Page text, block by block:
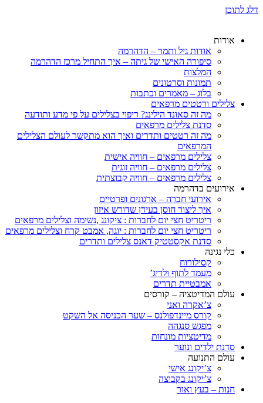
דלג לתוכן
אודות
אודות גיל ותמר – הדהרמה
סיפורה האישי של גיתה – איך התחיל מרכז הדהרמה
המלצות
תמונות וסרטונים
בלוג – מאמרים וכתבות
צלילים ורטטים מרפאים
מה זה סאונד הילינג? ריפוי בצלילים על פי מדע ותודעה
סדנת צלילים מרפאים
מה זה רטטים ותדרים ואיך הוא מתקשר לעולם הצלילים
המרפאים
צלילים מרפאים – חוויה אישית
צלילים מרפאים – חוויה זוגית
צלילים מרפאים – חוויה קבוצתית
אירועים בדהרמה
אירועי חברה – ארגונים ופרטיים
איך ליצור חוסן בעידן שדורש איזון
ריטריט חצי יום לחברות : ציקונג ,נשימה וצלילים מרפאים
ריטריט חצי יום לחברות : יוגה, אמבט קרח וצלילים מרפאים
סדנת אקסטטיק דאנס צלילים ותדרים
כלי נגינה
קסילורוח
מעמד לתוף ולדיג’
אמבטיית תדרים
עולם המדיטציה – קורסים
צ’אקרה ואני
קורס מיינדפולנס – שער הכניסה אל השקט
מפגש סנגהה
מדיטציות מונחות
סדנת ילדים ונוער
עולם התנועה
צ’יקונג אישי
צ’יקונג בקבוצה
חנות – בעץ ואור